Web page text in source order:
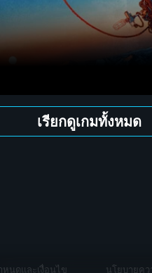
เรียกดูเกมทั้งหมด
หนดและเงื่อนไข นโยบายคว